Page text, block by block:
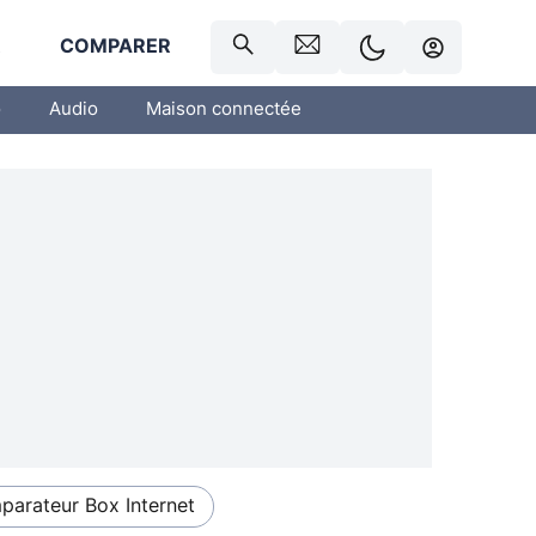
COMPARER
Audio Maison connectée
Box Internet